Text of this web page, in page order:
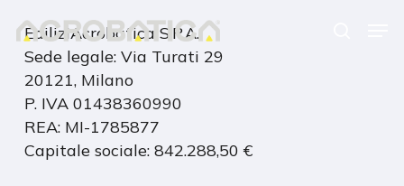
main
content
EdiliziAcrobatica S.P.A.
Sede legale: Via Turati 29
20121, Milano
P. IVA 01438360990
REA: MI-1785877
Capitale sociale: 842.288,50 €